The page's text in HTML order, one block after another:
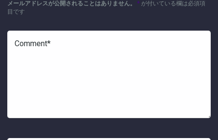
メールアドレスが公開されることはありません。 * が付いている欄は必須項
目です